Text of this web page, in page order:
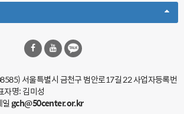
서울특별시 금천구 범안로17길 22사업자등록번
명: 김미성
gch@50center.or.kr